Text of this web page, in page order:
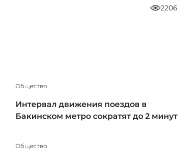
2206
Общество
Интервал движения поездов в
Бакинском метро сократят до 2 минут
Общество